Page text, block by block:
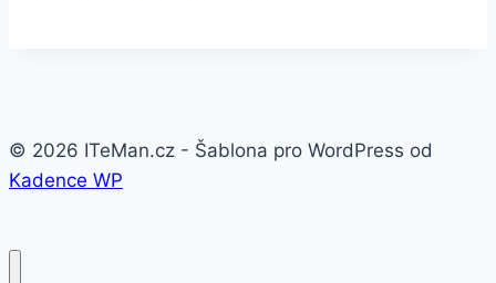
© 2026 ITeMan.cz - Šablona pro WordPress od
Kadence WP